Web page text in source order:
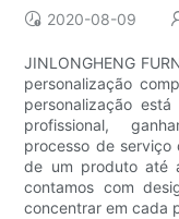
2020-08-09
JINLONGHENG
personalização
personalização
profissional,
processo de serviço
de um produto até
contamos com
concentrar em cada